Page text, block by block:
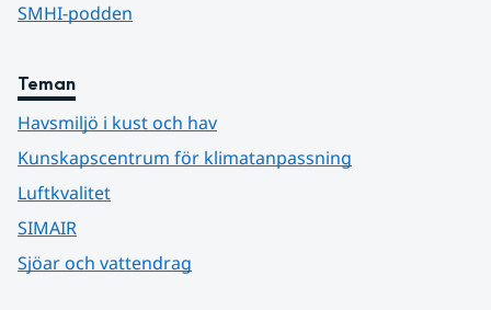
SMHI-podden
Teman
Havsmiljö i kust och hav
Kunskapscentrum för klimatanpassning
Luftkvalitet
SIMAIR
Sjöar och vattendrag